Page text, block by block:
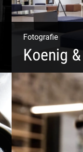
Fotografie
Koenig
Moderne
Gestaltung |